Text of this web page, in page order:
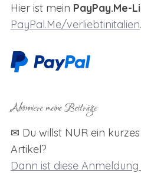
Hier ist mein PayPay.Me-
PayPal.Me/verliebtinitalien.
Abonniere meine Beiträge
✉ Du willst NUR ein
Artikel?
Dann ist diese